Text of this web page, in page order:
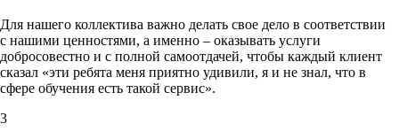
Для нашего коллектива важно делать свое дело в соответствии
с нашими ценностями, а именно – оказывать услуги
добросовестно и с полной самоотдачей, чтобы каждый клиент
сказал «эти ребята меня приятно удивили, я и не знал, что в
сфере обучения есть такой сервис».
3